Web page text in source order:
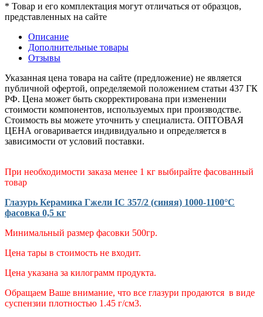
* Товар и его комплектация могут отличаться от образцов,
представленных на сайте
Описание
Дополнительные товары
Отзывы
Указанная цена товара на сайте (предложение) не является
публичной офертой, определяемой положением статьи 437 ГК
РФ. Цена может быть скорректирована при изменении
стоимости компонентов, используемых при производстве.
Стоимость вы можете уточнить у специалиста. ОПТОВАЯ
ЦЕНА оговаривается индивидуально и определяется в
зависимости от условий поставки.
При необходимости заказа менее 1 кг выбирайте фасованный
товар
Глазурь Керамика Гжели IC 357/2 (синяя) 1000-1100°С
фасовка 0,5 кг
Минимальный размер фасовки 500гр.
Цена тары в стоимость не входит.
Цена указана за килограмм продукта.
Обращаем Ваше внимание, что все глазури продаются в виде
суспензии плотностью 1.45 г/см3.